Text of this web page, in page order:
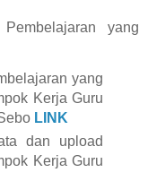
yang
yang
Kerja Guru
LINK
dan upload
Kerja Guru